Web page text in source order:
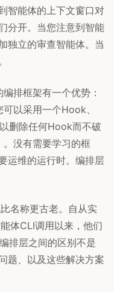
智能体的上下文窗口对
分开。当您注意到智能
独立的审查智能体。当
排框架有一个优势：
以采用一个Hook、
删除任何Hook而不破
没有需要学习的框
运维的运行时。编排层
名称更古老。自从实
体CLI调用以来，他们
排层之间的区别不是
题、以及这些解决方案